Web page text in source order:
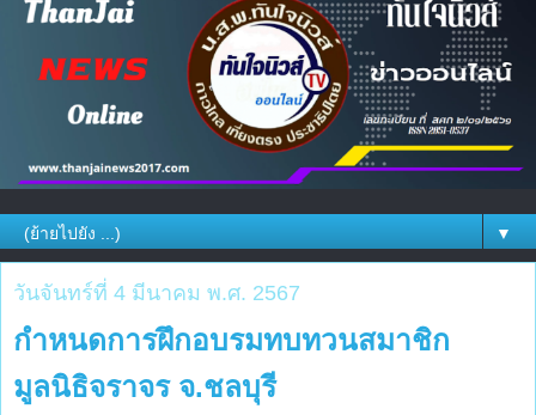
▼
วันจันทร์ที่ 4 มีนาคม พ.ศ. 2567
กำหนดการฝึกอบรมทบทวนสมาชิก
มูลนิธิจราจร จ.ชลบุรี